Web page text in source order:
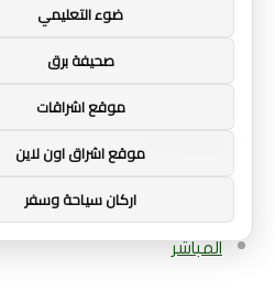
المباشر
ضوء التعليمي
صحيفة برق
موقع اشراقات
موقع اشراق اون لاين
اركان سياحة وسفر